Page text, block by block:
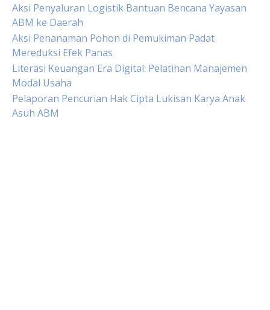
Aksi Penyaluran Logistik Bantuan Bencana Yayasan
ABM ke Daerah
Aksi Penanaman Pohon di Pemukiman Padat
Mereduksi Efek Panas
Literasi Keuangan Era Digital: Pelatihan Manajemen
Modal Usaha
Pelaporan Pencurian Hak Cipta Lukisan Karya Anak
Asuh ABM